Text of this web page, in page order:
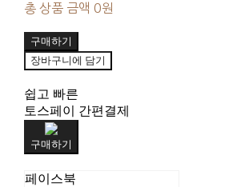
총 상품 금액 0원
구매하기
장바구니에 담기
쉽고 빠른
토스페이 간편결제
구매하기
페이스북